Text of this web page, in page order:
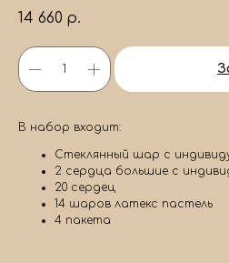
14 660 р.
В набор входит:
Стеклянный шар с
2 сердца большие с
20 сердец
14 шаров латекс пастель
4 пакета